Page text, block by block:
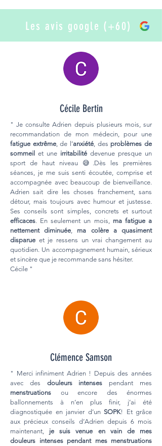
Les avis google (+60)
Cécile Bertin
" Je consulte Adrien depuis plusieurs mois, sur
recommandation de mon médecin, pour une
fatigue extrême, de l’anxiété, desproblèmes de
sommeil et une irritabilité devenue presque un
sport de haut niveau 😅.Dès les premières
séances, je me suis senti écoutée, comprise et
accompagnée avec beaucoup de bienveillance.
Adrien sait dire les choses franchement, sans
détour, mais toujours avec humour et justesse.
Ses conseils sont simples, concrets et surtout
efficaces. En seulement un mois, ma fatigue a
nettement diminuée, ma colère a quasiment
disparue et je ressens un vrai changement au
quotidien. Un accompagnement humain, sérieux
et sincère que je recommande sans hésiter.
Cécile "
Clémence Samson
" Merci infiniment Adrien ! Depuis des années
avec des douleurs intenses pendant mes
menstruations ou encore des énormes
ballonnements à n’en plus finir, j’ai été
diagnostiquée en janvier d’un SOPK! Et grâce
aux précieux conseils d’Adrien depuis 6 mois
maintenant, je suis venue en vain de mes
douleurs intenses pendant mes menstruations